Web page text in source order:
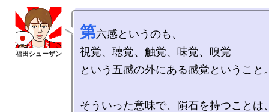
第六感というのも、
視覚、聴覚、触覚、味覚、嗅覚
という五感の外にある感覚ということ
そういった意味で、隕石を持つことは